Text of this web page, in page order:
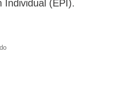
Individual (EPI).